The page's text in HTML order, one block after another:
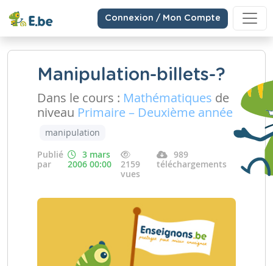
Connexion / Mon Compte
Manipulation-billets-?
Dans le cours : Mathématiques de
niveau Primaire – Deuxième année
manipulation
Publié
par
3 mars
2006 00:00
2159
vues
989
téléchargements